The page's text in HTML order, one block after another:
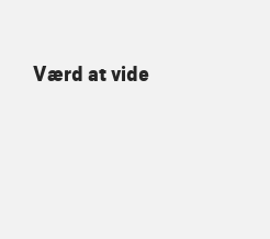
Værd at vide